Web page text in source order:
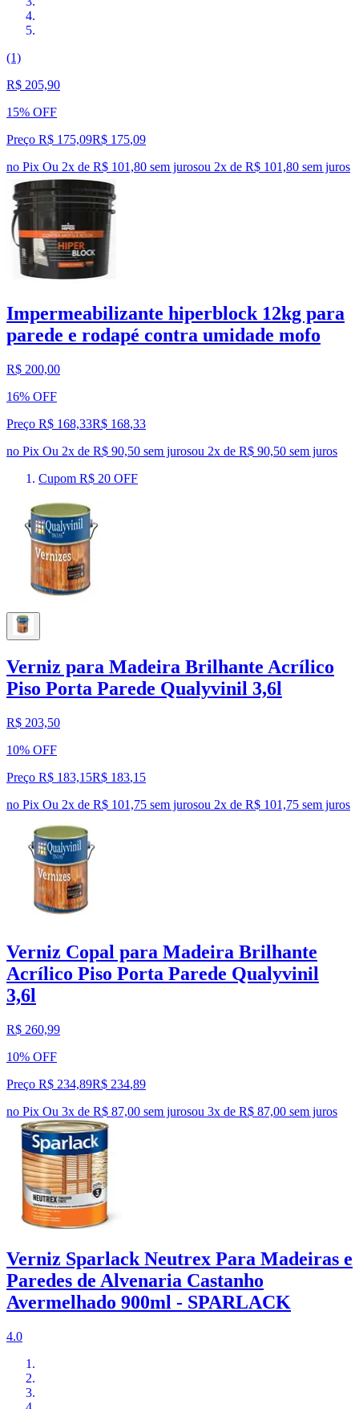
(1)
R$ 205,90
15% OFF
Preço R$ 175,09R$ 175,09
no Pix Ou 2x de R$ 101,80 sem jurosou 2x de R$ 101,80 sem juros
Impermeabilizante hiperblock 12kg para
parede e rodapé contra umidade mofo
R$ 200,00
16% OFF
Preço R$ 168,33R$ 168,33
no Pix Ou 2x de R$ 90,50 sem jurosou 2x de R$ 90,50 sem juros
Cupom R$ 20 OFF
Verniz para Madeira Brilhante Acrílico
Piso Porta Parede Qualyvinil 3,6l
R$ 203,50
10% OFF
Preço R$ 183,15R$ 183,15
no Pix Ou 2x de R$ 101,75 sem jurosou 2x de R$ 101,75 sem juros
Verniz Copal para Madeira Brilhante
Acrílico Piso Porta Parede Qualyvinil
3,6l
R$ 260,99
10% OFF
Preço R$ 234,89R$ 234,89
no Pix Ou 3x de R$ 87,00 sem jurosou 3x de R$ 87,00 sem juros
Verniz Sparlack Neutrex Para Madeiras e
Paredes de Alvenaria Castanho
Avermelhado 900ml - SPARLACK
4.0